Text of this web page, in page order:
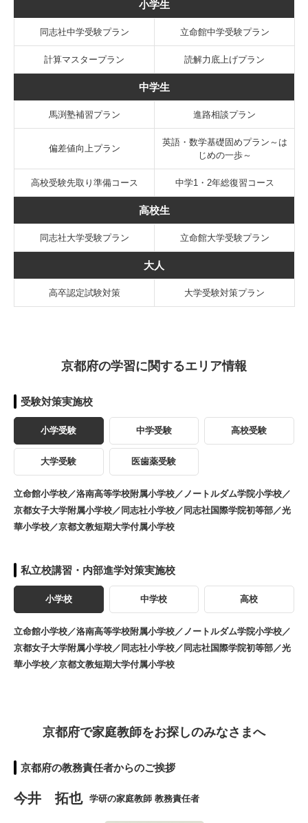
小学生
同志社中学受験プラン 立命館中学受験プラン
計算マスタープラン 読解力底上げプラン
中学生
馬渕塾補習プラン 進路相談プラン
偏差値向上プラン
英語・数学基礎固めプラン～は
じめの一歩～
高校受験先取り準備コース 中学1・2年総復習コース
高校生
同志社大学受験プラン 立命館大学受験プラン
大人
高卒認定試験対策 大学受験対策プラン
京都府の学習に関するエリア情報
受験対策実施校
小学受験 中学受験 高校受験
大学受験 医歯薬受験
立命館小学校／洛南高等学校附属小学校／ノートルダム学院小学校／
京都女子大学附属小学校／同志社小学校／同志社国際学院初等部／光
華小学校／京都文教短期大学付属小学校
私立校講習・内部進学対策実施校
小学校 中学校 高校
立命館小学校／洛南高等学校附属小学校／ノートルダム学院小学校／
京都女子大学附属小学校／同志社小学校／同志社国際学院初等部／光
華小学校／京都文教短期大学付属小学校
京都府で家庭教師をお探しのみなさまへ
京都府の教務責任者からのご挨拶
今井 拓也 学研の家庭教師 教務責任者